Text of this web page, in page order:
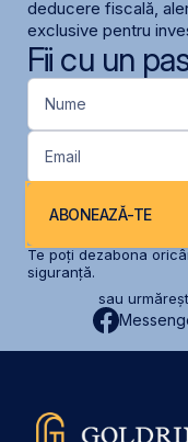
deducere fiscală,
exclusive pentru
Fii cu un
Nume
Email
ABONEAZĂ-TE
Te poți dezabona
siguranță.
sau